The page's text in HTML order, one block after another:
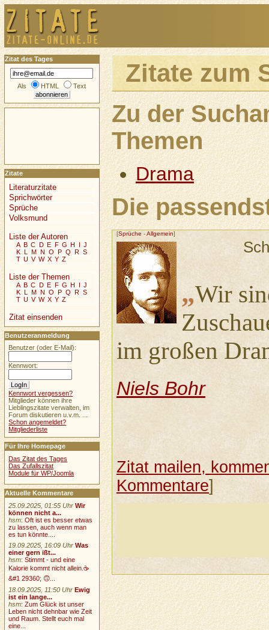
Zitate zum
Zu der
Themen
Drama
Die
[Sprüche -Allgemein]
„Wir
im großen
Niels Bohr
Zitat mailen,
Kommentare]
Zitat des Tages
Als HTML Text
Zitate
Literaturzitate
Sprichwörter
Sprüche
Volksmund
Liste der Autoren
A B C D E F G H I J
K L M N O P Q R S
T U V W X Y Z
Liste der Themen
A B C D E F G H I J
K L M N O P Q R S
T U V W X Y Z
Zitat einsenden
Benutzeranmeldung
Benutzer (oder E-Mail):
Kennwort:
Kennwort vergessen?
Mitglieder können ihre
Lieblingszitate verwalten, im
Forum diskutieren u.v.m. ...
Schon angemeldet?
Mitgliederliste
Für Ihre Homepage
Das Zitat des Tages
Das Zufallszitat
Module für WP/Joomla
Aktuelle Kommentare
25.09.2025, 01:55 Uhr Wir
können nicht a...
hsm:Oft ist es besser etwas
zu lassen, auch wenn man
es tun könnte....
19.09.2025, 16:09 Uhr Was
einer gern ißt...
hsm:Stimmt - und eine
Kalorie kommt nicht allein.☕
&#1 29360; 🙃...
18.09.2025, 11:50 Uhr Ewig
ist ein lange...
hsm:Zum Glück ist unser
Leben nicht dehnbar wie Zeit
und Raum. Stellt euch mal
eine...